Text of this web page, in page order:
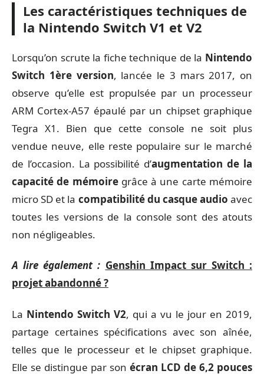
Les caractéristiques techniques de
la Nintendo Switch V1 et V2
Lorsqu’on scrute la fiche technique de la Nintendo
Switch 1ère version, lancée le 3 mars 2017, on
observe qu’elle est propulsée par un processeur
ARM Cortex-A57 épaulé par un chipset graphique
Tegra X1. Bien que cette console ne soit plus
vendue neuve, elle reste populaire sur le marché
de l’occasion. La possibilité d’augmentation de la
capacité de mémoiregrâce à une carte mémoire
micro SD et la compatibilité du casque audio avec
toutes les versions de la console sont des atouts
non négligeables.
A lire également : Genshin Impact sur Switch :
projet abandonné ?
La Nintendo Switch V2, qui a vu le jour en 2019,
partage certaines spécifications avec son aînée,
telles que le processeur et le chipset graphique.
Elle se distingue par son écran LCD de 6,2 pouces